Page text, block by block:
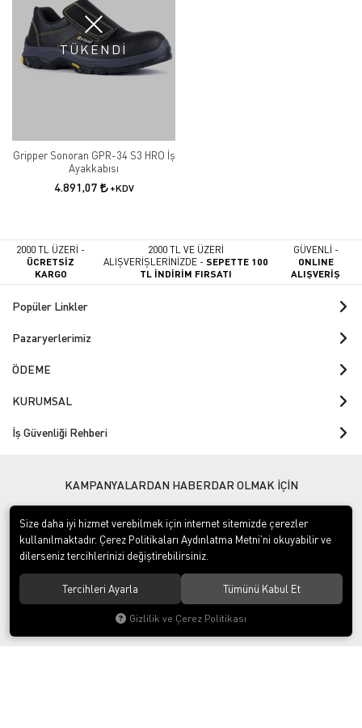
TÜKENDİ
Gripper Sonoran GPR-34 S3 HRO İş
Ayakkabısı
4.891,07 +KDV
2000 TL ÜZERİ -
ÜCRETSİZ
KARGO
2000 TL VE ÜZERİ
ALIŞVERİŞLERİNİZDE -SEPETTE 100
TL İNDİRİM FIRSATI
GÜVENLİ -
ONLINE
ALIŞVERİŞ
Popüler Linkler
Pazaryerlerimiz
ÖDEME
KURUMSAL
İş Güvenliği Rehberi
KAMPANYALARDAN HABERDAR OLMAK İÇİN
Gizlilik politikasınıokudum ve elektronik posta almayı kabul
ediyorum.
Size daha iyi hizmet verebilmek için internet sitemizde çerezler
kullanılmaktadır. Çerez Politikaları Aydınlatma Metni’ni okuyabilir ve
dilerseniz tercihlerinizi değiştirebilirsiniz.
Tercihleri Ayarla Tümünü Kabul Et
Gizlilik ve Çerez Politikası